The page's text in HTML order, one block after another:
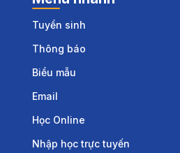
Tuyển sinh
Thông báo
Biểu mẫu
Email
Học Online
Nhập học trực tuyến